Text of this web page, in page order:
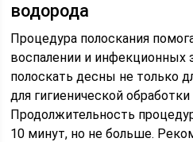
водорода
Процедура полоскания
воспалении и инфекционных
полоскать десны не только
для гигиенической обработки
Продолжительность
10 минут, но не больше.